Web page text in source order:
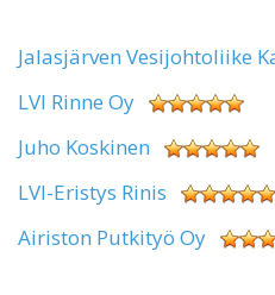
Jalasjärven Vesijohtoliike
LVI Rinne Oy
Juho Koskinen
LVI-Eristys Rinis
Airiston Putkityö Oy